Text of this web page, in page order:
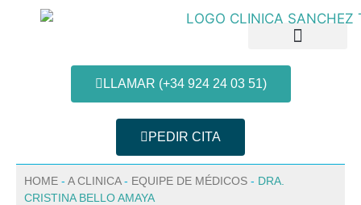
LLAMAR (+34 924 24 03 51)
PEDIR CITA
HOME - A CLINICA- EQUIPE DE MÉDICOS - DRA.
CRISTINA BELLO AMAYA